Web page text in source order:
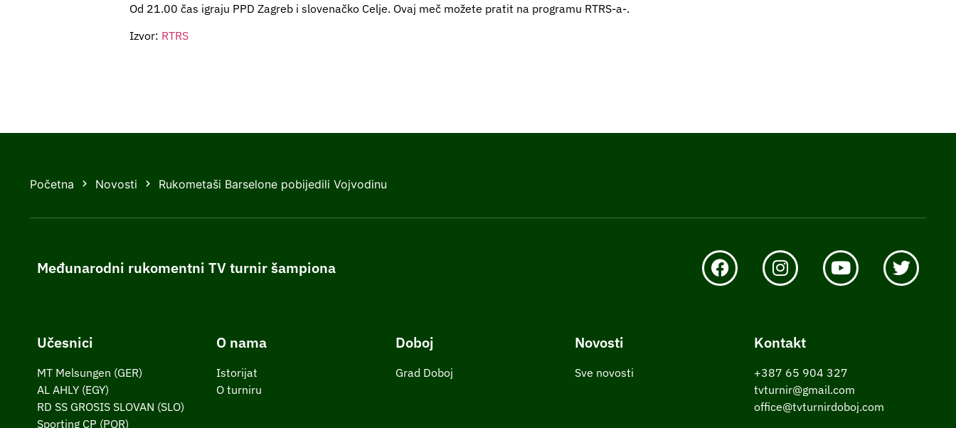
Od 21.00 čas igraju PPD Zagreb i slovenačko Celje. Ovaj meč možete pratit na programu RTRS-a-.
Izvor: RTRS
Početna Novosti Rukometaši Barselone pobijedili Vojvodinu
Međunarodni rukomentni TV turnir šampiona
Učesnici
MT Melsungen (GER)
AL AHLY (EGY)
RD SS GROSIS SLOVAN (SLO)
Sporting CP (POR)
O nama
Istorijat
O turniru
Doboj
Grad Doboj
Novosti
Sve novosti
Kontakt
+387 65 904 327
tvturnir@gmail.com
office@tvturnirdoboj.com